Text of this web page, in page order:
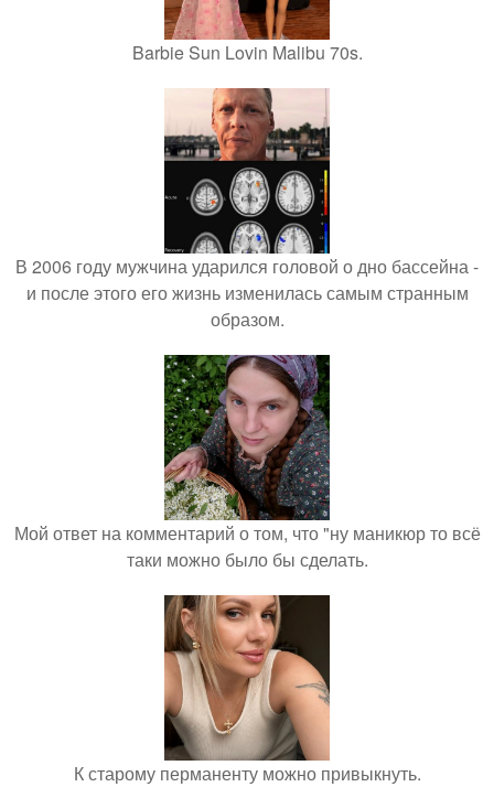
Barbie Sun Lovin Malibu 70s.
В 2006 году мужчина ударился головой о дно бассейна -
и после этого его жизнь изменилась самым странным
образом.
Мой ответ на комментарий о том, что "ну маникюр то всё
таки можно было бы сделать.
К старому перманенту можно привыкнуть.